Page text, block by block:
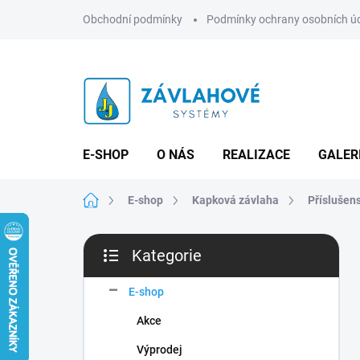
Obchodní podmínky Podmínky ochrany osobních
E-SHOP O NÁS REALIZACE
Domů E-shop Kapková závlaha
P
s
kategorie
Kategorie
E-shop
Akce
Výprodej